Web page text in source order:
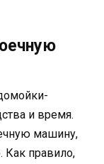
и время.
машину,
Как правило,